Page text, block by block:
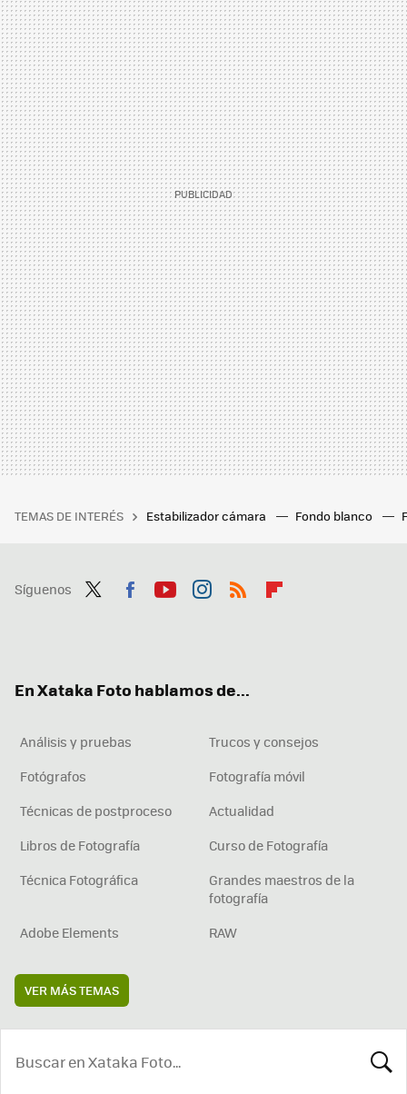
TEMAS DE INTERÉS Estabilizador cámara Fondo blanco
Síguenos
En Xataka Foto hablamos de...
Análisis y pruebas
Trucos y consejos
Fotógrafos
Fotografía móvil
Técnicas de postproceso
Actualidad
Libros de Fotografía
Curso de Fotografía
Técnica Fotográfica
Grandes maestros de la
fotografía
Adobe Elements
RAW
VER MÁS TEMAS